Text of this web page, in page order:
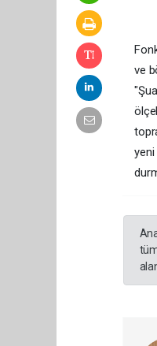
ve
yeni